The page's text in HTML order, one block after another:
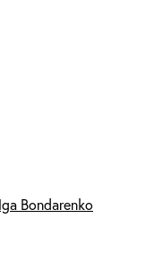
Bondarenko